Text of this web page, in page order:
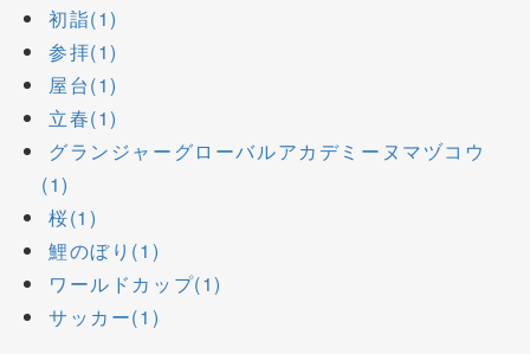
初詣(1)
参拝(1)
屋台(1)
立春(1)
グランジャーグローバルアカデミーヌマヅコウ
(1)
桜(1)
鯉のぼり(1)
ワールドカップ(1)
サッカー(1)